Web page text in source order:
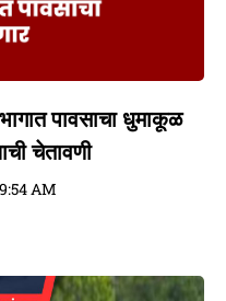
भागात पावसाचा धुमाकूळ
चेतावणी
9:54 AM